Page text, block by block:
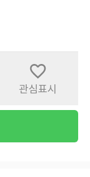
관심표시